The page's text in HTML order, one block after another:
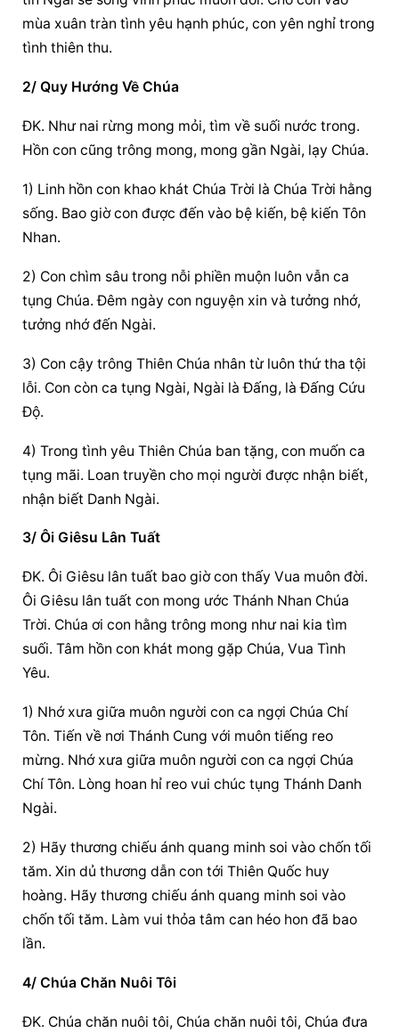
mùa xuân tràn tình yêu hạnh phúc, con yên nghỉ trong
tình thiên thu.
2/ Quy Hướng Về Chúa
ĐK. Như nai rừng mong mỏi, tìm về suối nước trong.
Hồn con cũng trông mong, mong gần Ngài, lạy Chúa.
1) Linh hồn con khao khát Chúa Trời là Chúa Trời hằng
sống. Bao giờ con được đến vào bệ kiến, bệ kiến Tôn
Nhan.
2) Con chìm sâu trong nỗi phiền muộn luôn vẫn ca
tụng Chúa. Đêm ngày con nguyện xin và tưởng nhớ,
tưởng nhớ đến Ngài.
3) Con cậy trông Thiên Chúa nhân từ luôn thứ tha tội
lỗi. Con còn ca tụng Ngài, Ngài là Đấng, là Đấng Cứu
Độ.
4) Trong tình yêu Thiên Chúa ban tặng, con muốn ca
tụng mãi. Loan truyền cho mọi người được nhận biết,
nhận biết Danh Ngài.
3/ Ôi Giêsu Lân Tuất
ĐK. Ôi Giêsu lân tuất bao giờ con thấy Vua muôn đời.
Ôi Giêsu lân tuất con mong ước Thánh Nhan Chúa
Trời. Chúa ơi con hằng trông mong như nai kia tìm
suối. Tâm hồn con khát mong gặp Chúa, Vua Tình
Yêu.
1) Nhớ xưa giữa muôn người con ca ngợi Chúa Chí
Tôn. Tiến về nơi Thánh Cung với muôn tiếng reo
mừng. Nhớ xưa giữa muôn người con ca ngợi Chúa
Chí Tôn. Lòng hoan hỉ reo vui chúc tụng Thánh Danh
Ngài.
2) Hãy thương chiếu ánh quang minh soi vào chốn tối
tăm. Xin dủ thương dẫn con tới Thiên Quốc huy
hoàng. Hãy thương chiếu ánh quang minh soi vào
chốn tối tăm. Làm vui thỏa tâm can héo hon đã bao
lần.
4/ Chúa Chăn Nuôi Tôi
ĐK. Chúa chăn nuôi tôi, Chúa chăn nuôi tôi, Chúa đưa